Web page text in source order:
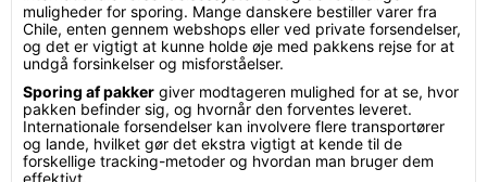
muligheder for sporing. Mange danskere bestiller varer fra
Chile, enten gennem webshops eller ved private forsendelser,
og det er vigtigt at kunne holde øje med pakkens rejse for at
undgå forsinkelser og misforståelser.
Sporing af pakker giver modtageren mulighed for at se, hvor
pakken befinder sig, og hvornår den forventes leveret.
Internationale forsendelser kan involvere flere transportører
og lande, hvilket gør det ekstra vigtigt at kende til de
forskellige tracking-metoder og hvordan man bruger dem
effektivt.